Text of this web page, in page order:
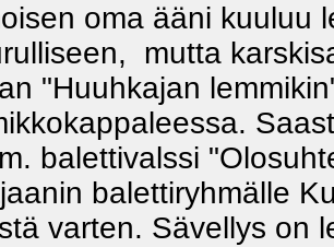
oma ääni kuuluu
mutta
"Huuhkajan
balettivalssi
balettiryhmälle
varten. Sävellys on